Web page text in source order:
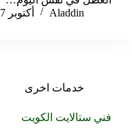
Aladdin
أكتوبر 7, 2024
خدمات اخرى
فني ستالايت الكويت